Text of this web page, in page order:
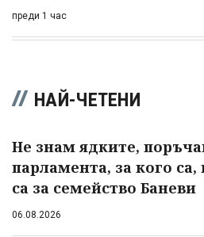
преди 1 час
НАЙ-ЧЕТЕНИ
Не знам ядките,
парламента, за кого
са за семейство Баневи
06.08.2026